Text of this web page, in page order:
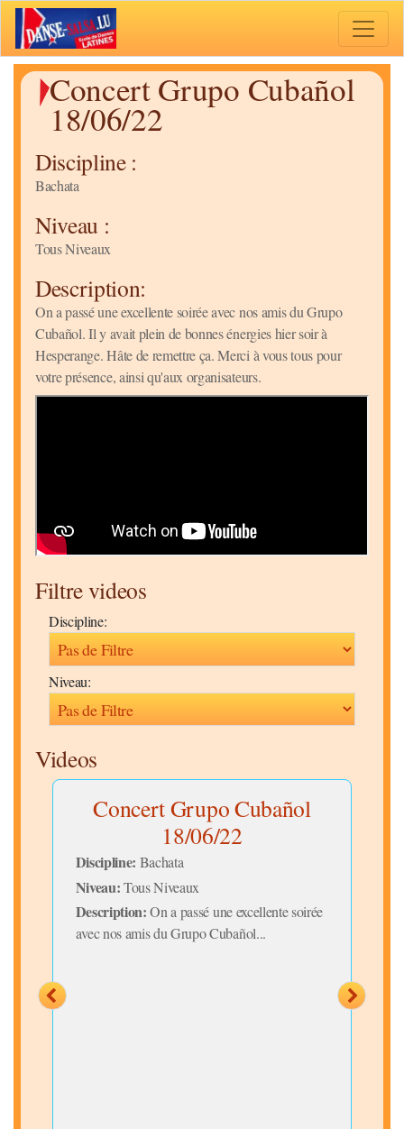
Concert Grupo Cubañol
18/06/22
Discipline :
Bachata
Niveau :
Tous Niveaux
Description:
On a passé une excellente soirée avec nos amis du Grupo
Cubañol. Il y avait plein de bonnes énergies hier soir à
Hesperange. Hâte de remettre ça. Merci à vous tous pour
votre présence, ainsi qu'aux organisateurs.
Filtre videos
Discipline:
Niveau:
Videos
Concert Grupo Cubañol
18/06/22
Discipline: Bachata
Niveau:Tous Niveaux
Description:On a passé une excellente soirée
avec nos amis du Grupo Cubañol...